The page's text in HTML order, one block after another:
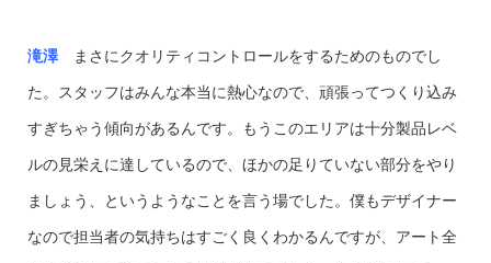
滝澤まさにクオリティコントロールをするためのものでし
た。スタッフはみんな本当に熱心なので、頑張ってつくり込み
すぎちゃう傾向があるんです。もうこのエリアは十分製品レベ
ルの見栄えに達しているので、ほかの足りていない部分をやり
ましょう、というようなことを言う場でした。僕もデザイナー
なので担当者の気持ちはすごく良くわかるんですが、アート全